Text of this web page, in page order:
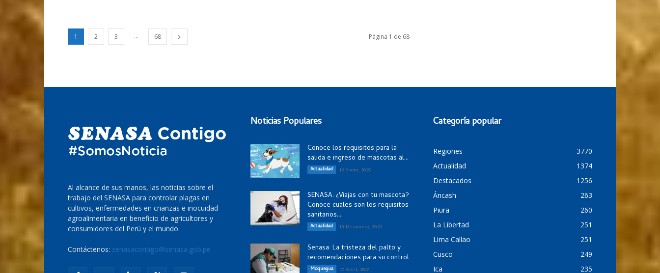
1 2 3 ... 68 Página 1 de 68
Al alcance de sus manos, las noticias sobre el
trabajo del SENASA para controlar plagas en
cultivos, enfermedades en crianzas e inocuidad
agroalimentaria en beneficio de agricultores y
consumidores del Perú y el mundo.
Contáctenos: senasacontigo@senasa.gob.pe
Noticias Populares
Conoce los requisitos para la
salida e ingreso de mascotas al...
Actualidad 12 Enero, 2020
SENASA: ¿Viajas con tu mascota?
Conoce cuales son los requisitos
sanitarios...
Actualidad 13 Diciembre, 2022
Senasa: La tristeza del palto y
recomendaciones para su control
Moquegua 17 Abril, 2017
Categoría popular
Regiones
3770
Actualidad
1374
Destacados
1256
Áncash
263
Piura
260
La Libertad
251
Lima Callao
251
Cusco
249
Ica
235